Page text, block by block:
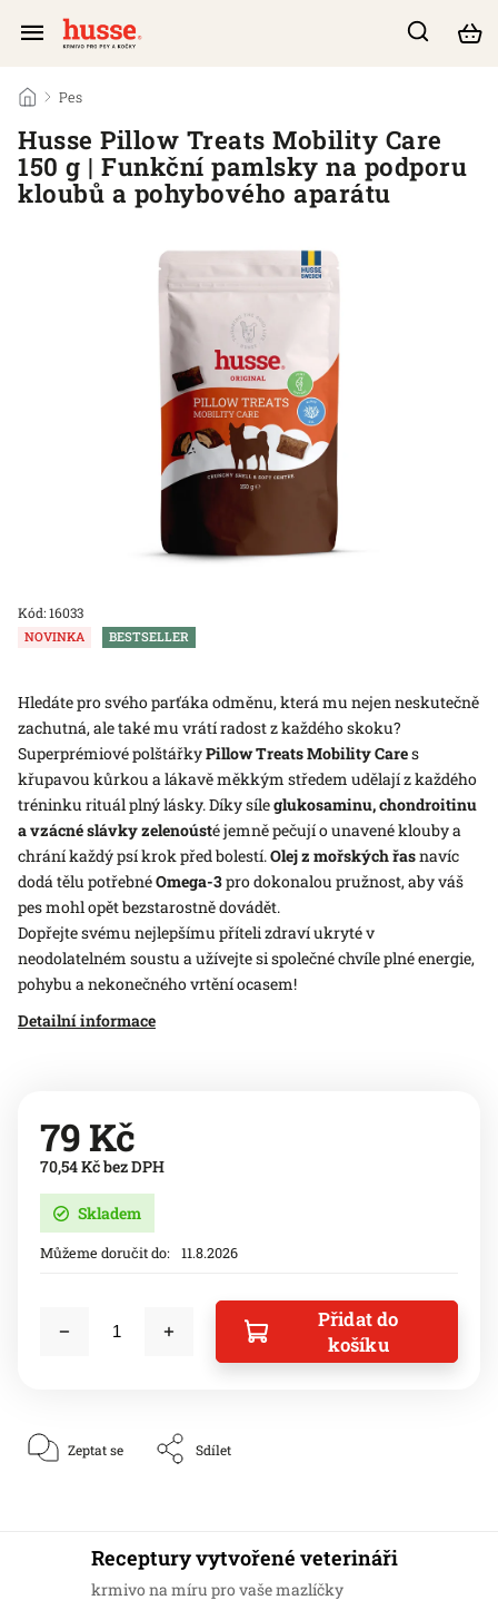
/ Pes
Husse Pillow Treats Mobility Care
150 g | Funkční pamlsky na podporu
kloubů a pohybového aparátu
Kód:16033
Hledáte pro svého parťáka odměnu, která mu nejen neskutečně
zachutná, ale také mu vrátí radost z každého skoku?
Superprémiové polštářkyPillow Treats Mobility Cares
křupavou kůrkou a lákavě měkkým středem udělají z každého
tréninku rituál plný lásky. Díky síleglukosaminu, chondroitinu
a vzácné slávky zelenoústé jemně pečují o unavené klouby a
chrání každý psí krok před bolestí.Olej z mořských řasnavíc
dodá tělu potřebnéOmega-3pro dokonalou pružnost, aby váš
pes mohl opět bezstarostně dovádět.
Dopřejte svému nejlepšímu příteli zdraví ukryté v
neodolatelném soustu a užívejte si společné chvíle plné energie,
pohybu a nekonečného vrtění ocasem!
Detailní informace
NOVINKA BESTSELLER
79 Kč
70,54 Kč bez DPH
Skladem
Můžeme doručit do: 11.8.2026
Přidat do
košíku
Zeptat se Sdílet
Receptury vytvořené veterináři
krmivo na míru pro vaše mazlíčky